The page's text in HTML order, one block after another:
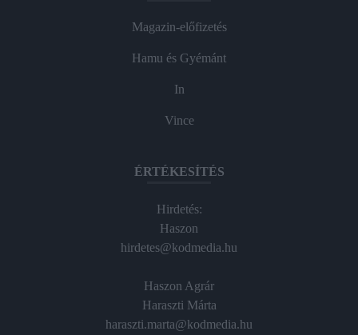
Magazin-előfizetés
Hamu és Gyémánt
In
Vince
ÉRTÉKESÍTÉS
Hirdetés:
Haszon
hirdetes@kodmedia.hu
Haszon Agrár
Haraszti Márta
haraszti.marta@kodmedia.hu